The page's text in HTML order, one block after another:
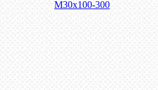
М30х100-300